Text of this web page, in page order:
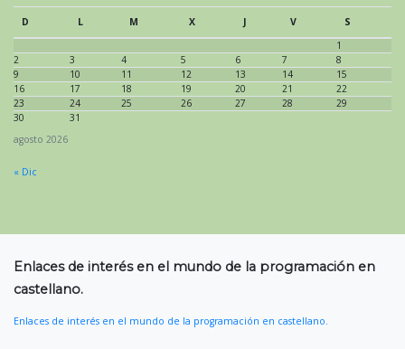
agosto 2026
D L M X J V
S
1
2
3 4 5 6 7
8
9
10 11 12 13 14
15
16
17 18 19 20 21
22
23
24 25 26 27 28
29
30
31
« Dic
Enlaces de interés en el mundo de la programación en
castellano.
Enlaces de interés en el mundo de la programación en castellano.